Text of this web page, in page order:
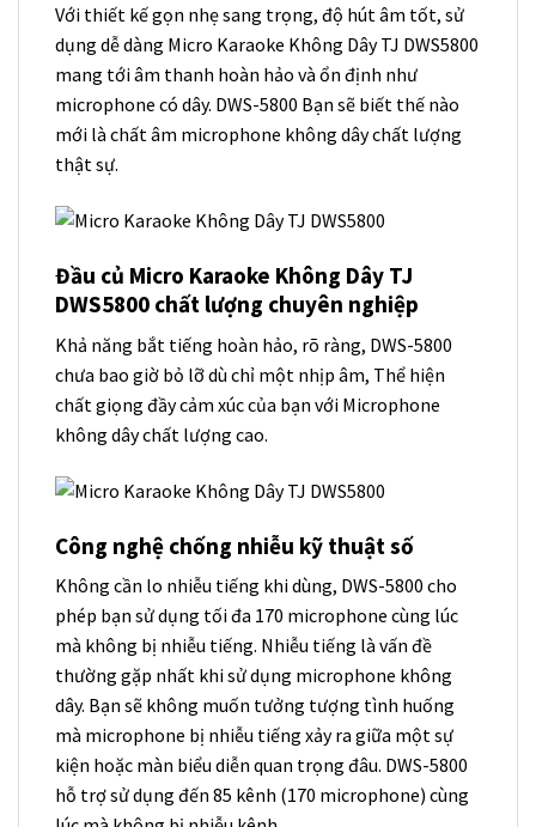
Với thiết kế gọn nhẹ sang trọng, độ hút âm tốt, sử
dụng dễ dàng Micro Karaoke Không Dây TJ DWS5800
mang tới âm thanh hoàn hảo và ổn định như
microphone có dây. DWS-5800 Bạn sẽ biết thế nào
mới là chất âm microphone không dây chất lượng
thật sự.
Đầu củ Micro Karaoke Không Dây TJ
DWS5800 chất lượng chuyên nghiệp
Khả năng bắt tiếng hoàn hảo, rõ ràng, DWS-5800
chưa bao giờ bỏ lỡ dù chỉ một nhịp âm, Thể hiện
chất giọng đầy cảm xúc của bạn với Microphone
không dây chất lượng cao.
Công nghệ chống nhiễu kỹ thuật số
Không cần lo nhiễu tiếng khi dùng, DWS-5800 cho
phép bạn sử dụng tối đa 170 microphone cùng lúc
mà không bị nhiễu tiếng. Nhiễu tiếng là vấn đề
thường gặp nhất khi sử dụng microphone không
dây. Bạn sẽ không muốn tưởng tượng tình huống
mà microphone bị nhiễu tiếng xảy ra giữa một sự
kiện hoặc màn biểu diễn quan trọng đâu. DWS-5800
hỗ trợ sử dụng đến 85 kênh (170 microphone) cùng